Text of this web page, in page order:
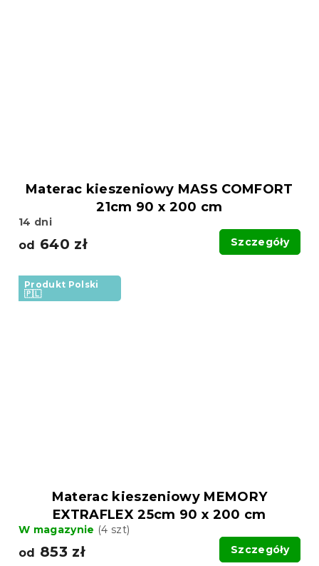
Materac kieszeniowy MASS COMFORT
21cm 90 x 200 cm
14 dni
od 640 zł Szczegóły
Produkt Polski
🇵🇱
Materac kieszeniowy MEMORY
EXTRAFLEX 25cm 90 x 200 cm
W magazynie (4 szt)
od 853 zł Szczegóły